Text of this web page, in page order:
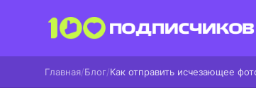
Главная Блог Как отправить исчезающее